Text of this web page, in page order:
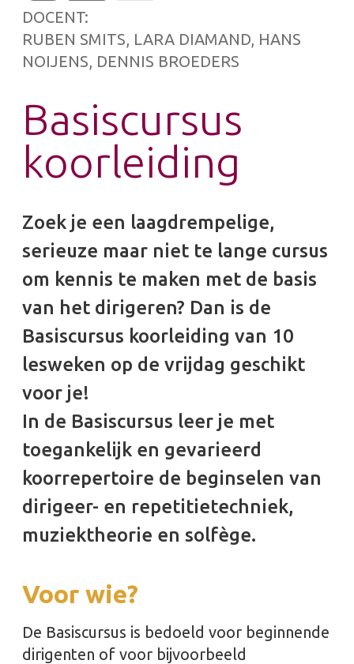
DOCENT:
RUBEN SMITS, LARA DIAMAND, HANS
NOIJENS, DENNIS BROEDERS
Basiscursus
koorleiding
Zoek je een laagdrempelige,
serieuze maar niet te lange cursus
om kennis te maken met de basis
van het dirigeren? Dan is de
Basiscursus koorleiding van 10
lesweken op de vrijdag geschikt
voor je!
In de Basiscursus leer je met
toegankelijk en gevarieerd
koorrepertoire de beginselen van
dirigeer- en repetitietechniek,
muziektheorie en solfège.
Voor wie?
De Basiscursus is bedoeld voor beginnende
dirigenten of voor bijvoorbeeld